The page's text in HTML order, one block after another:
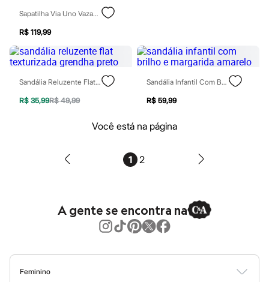
Perfumes
Perfumes femininos
Perfumes infantis
Perfumes masculinos
Todos os produtos
Mindse7
Novidades
Calças
Guarda-roupa
Moda esportiva
Calçados
Feminino
Sapatilha Via Uno Vazada Com Laço Dourada
R$ 119,99
Sandália Reluzente Flat Texturizada Grendha Preto
R$ 35,99R$ 49,99
Sandália Infantil Com Brilho E Margarida Amarelo
R$ 59,99
Você está na página
1 2
A gente se encontra na
Feminino